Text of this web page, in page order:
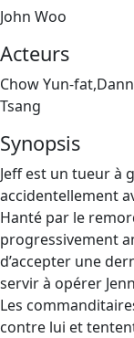
John Woo
Acteurs
Chow Yun-
Tsang
Synopsis
Jeff est un tueur à
accidentellement
Hanté par le
progressivement
d’accepter une
servir à opérer
Les
contre lui et